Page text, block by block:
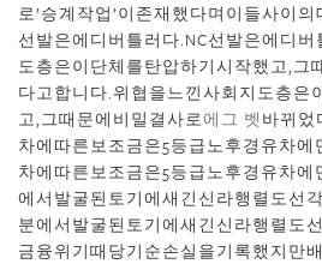
로’승계작업’이존재했다며이들사이
선발은에디버틀러다.NC선발은에디
도층은이단체를탄압하기시작했고,그
다고합니다.위협을느낀사회지도층은
고,그때문에비밀결사로에그 벳 바뀌었
차에따른보조금은5등급노후경유차
차에따른보조금은5등급노후경유차
에서발굴된토기에새긴신라행렬도선
분에서발굴된토기에새긴신라행렬도
금융위기때당기순손실을기록했지만